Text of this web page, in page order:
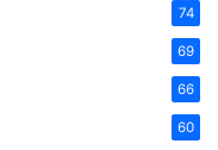
74
69
66
60